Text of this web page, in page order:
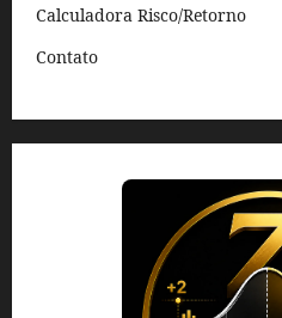
Calculadora Risco/Retorno
Contato